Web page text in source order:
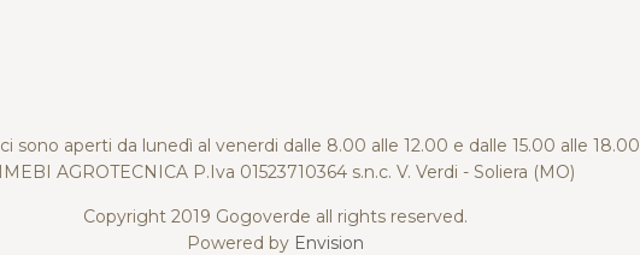
sono aperti da lunedì al venerdi dalle 8.00 alle 12.00 e dalle 15.00 alle 18.00
AGROTECNICA P.Iva 01523710364 s.n.c. V. Verdi - Soliera (MO)
Copyright 2019 Gogoverde all rights reserved.
Powered by Envision